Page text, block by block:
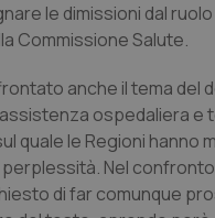
& Testa Collo
le dimissioni dal ruolo
Commissione Salute.
anche il tema del
ospedaliera e
quale le Regioni hanno
perplessità. Nel
di far comunque